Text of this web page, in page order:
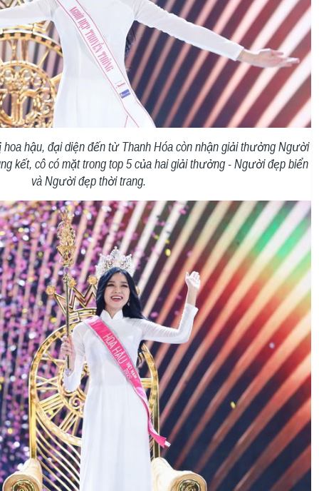
hoa hậu, đại diện đến từ Thanh Hóa còn nhận giải thưởng Người
kết, cô có mặt trong top 5 của hai giải thưởng - Người đẹp biển
và Người đẹp thời trang.